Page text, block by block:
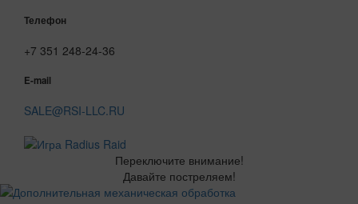
Телефон
+7 351 248-24-36
E-mail
SALE@RSI-LLC.RU
Переключите внимание!
Давайте постреляем!